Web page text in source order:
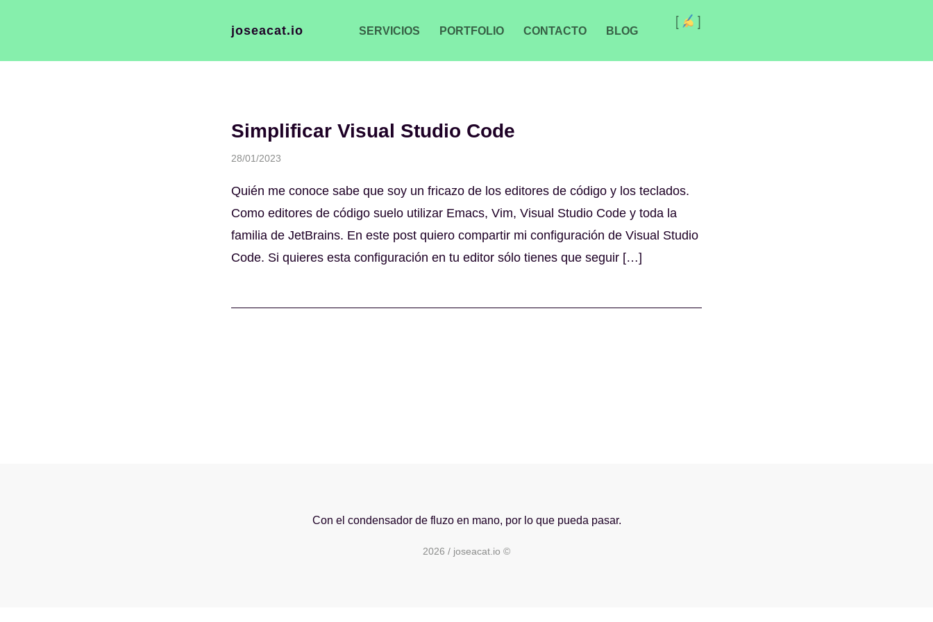
joseacat.io SERVICIOS PORTFOLIO CONTACTO BLOG [ ]
Simplificar Visual Studio Code
28/01/2023
Quién me conoce sabe que soy un fricazo de los editores de código y los teclados.
Como editores de código suelo utilizar Emacs, Vim, Visual Studio Code y toda la
familia de JetBrains. En este post quiero compartir mi configuración de Visual Studio
Code. Si quieres esta configuración en tu editor sólo tienes que seguir […]
Con el condensador de fluzo en mano, por lo que pueda pasar.
2026 / joseacat.io ©